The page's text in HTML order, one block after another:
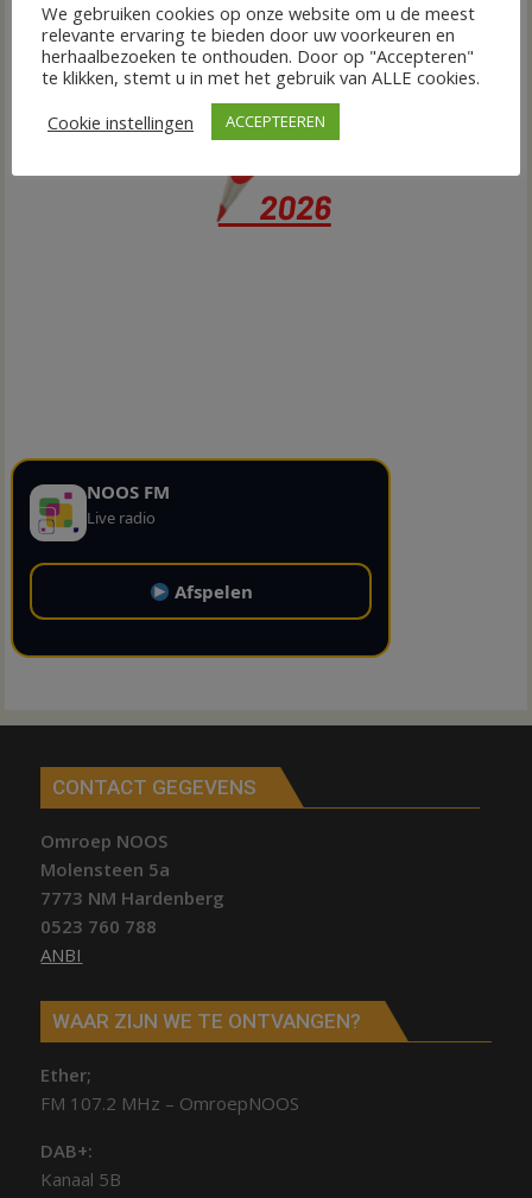
NOOS FM
Live radio
Afspelen
CONTACT GEGEVENS
Omroep NOOS
Molensteen 5a
7773 NM Hardenberg
0523 760 788
ANBI
WAAR ZIJN WE TE ONTVANGEN?
Ether;
FM 107.2 MHz – OmroepNOOS
DAB+:
Kanaal 5B
We gebruiken cookies op onze website om u de meest
relevante ervaring te bieden door uw voorkeuren en
herhaalbezoeken te onthouden. Door op "Accepteren"
te klikken, stemt u in met het gebruik van ALLE cookies.
Cookie instellingen
ACCEPTEEREN